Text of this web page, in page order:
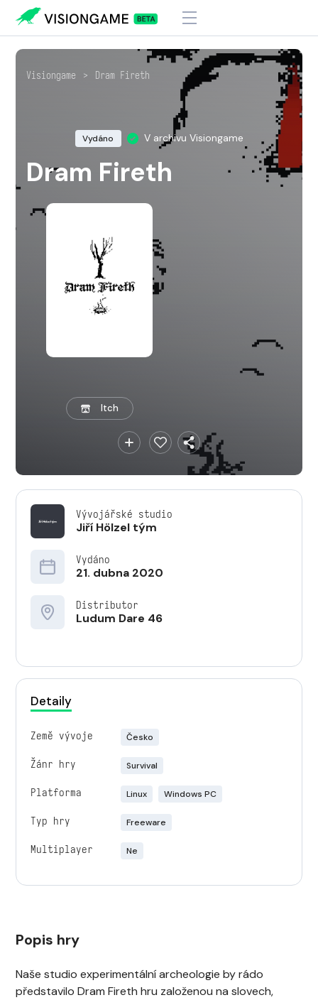
Visiongame > Dram Fireth
Vydáno V archivu Visiongame
Dram Fireth
Itch
Vývojářské studio
Jiří Hölzel tým
Vydáno
21. dubna 2020
Distributor
Ludum Dare 46
Detaily
Země vývoje Česko
Žánr hry Survival
Platforma Linux Windows PC
Typ hry Freeware
Multiplayer Ne
Popis hry
Naše studio experimentální archeologie by rádo
představilo Dram Fireth hru založenou na slovech,